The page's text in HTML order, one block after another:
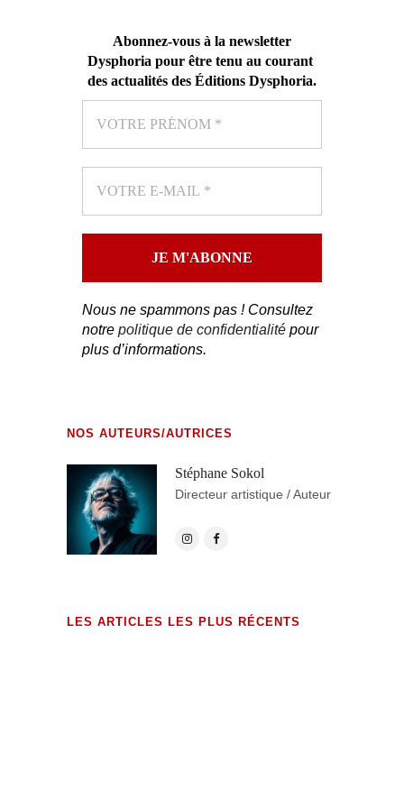
Abonnez-vous à la newsletter
Dysphoria pour être tenu au courant
des actualités des Éditions Dysphoria.
Nous ne spammons pas ! Consultez
notre politique de confidentialité pour
plus d’informations.
NOS AUTEURS/AUTRICES
Stéphane Sokol
Directeur artistique / Auteur
LES ARTICLES LES PLUS RÉCENTS